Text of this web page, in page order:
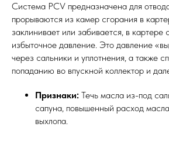
Система PCV предназначена для
прорываются из камер сгорания в
заклинивает или забивается, в картере
избыточное давление. Это давление
через сальники и уплотнения, а также
попаданию во впускной коллектор и
Признаки: Течь масла из-под
сапуна, повышенный расход
выхлопа.